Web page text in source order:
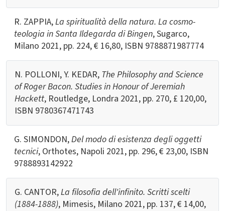
R. ZAPPIA,La spiritualità della natura. La cosmo-
teologia in Santa Ildegarda di Bingen, Sugarco,
Milano 2021, pp. 224, € 16,80, ISBN 9788871987774
N. POLLONI, Y. KEDAR, The Philosophy and Science
of Roger Bacon. Studies in Honour of Jeremiah
Hackett, Routledge, Londra 2021, pp. 270, £ 120,00,
ISBN 9780367471743
G. SIMONDON,Del modo di esistenza degli oggetti
tecnici, Orthotes, Napoli 2021, pp. 296, € 23,00, ISBN
9788893142922
G. CANTOR,La filosofia dell'infinito. Scritti scelti
(1884-1888), Mimesis, Milano 2021, pp. 137, € 14,00,